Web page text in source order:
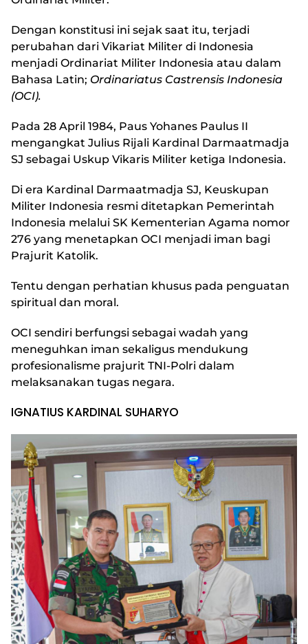
Dengan konstitusi ini sejak saat itu, terjadi
perubahan dari Vikariat Militer di Indonesia
menjadi Ordinariat Militer Indonesia atau dalam
Bahasa Latin; Ordinariatus Castrensis Indonesia
(OCI).
Pada 28 April 1984, Paus Yohanes Paulus II
mengangkat Julius Rijali Kardinal Darmaatmadja
SJ sebagai Uskup Vikaris Militer ketiga Indonesia.
Di era Kardinal Darmaatmadja SJ, Keuskupan
Militer Indonesia resmi ditetapkan Pemerintah
Indonesia melalui SK Kementerian Agama nomor
276 yang menetapkan OCI menjadi iman bagi
Prajurit Katolik.
Tentu dengan perhatian khusus pada penguatan
spiritual dan moral.
OCI sendiri berfungsi sebagai wadah yang
meneguhkan iman sekaligus mendukung
profesionalisme prajurit TNI-Polri dalam
melaksanakan tugas negara.
IGNATIUS KARDINAL SUHARYO